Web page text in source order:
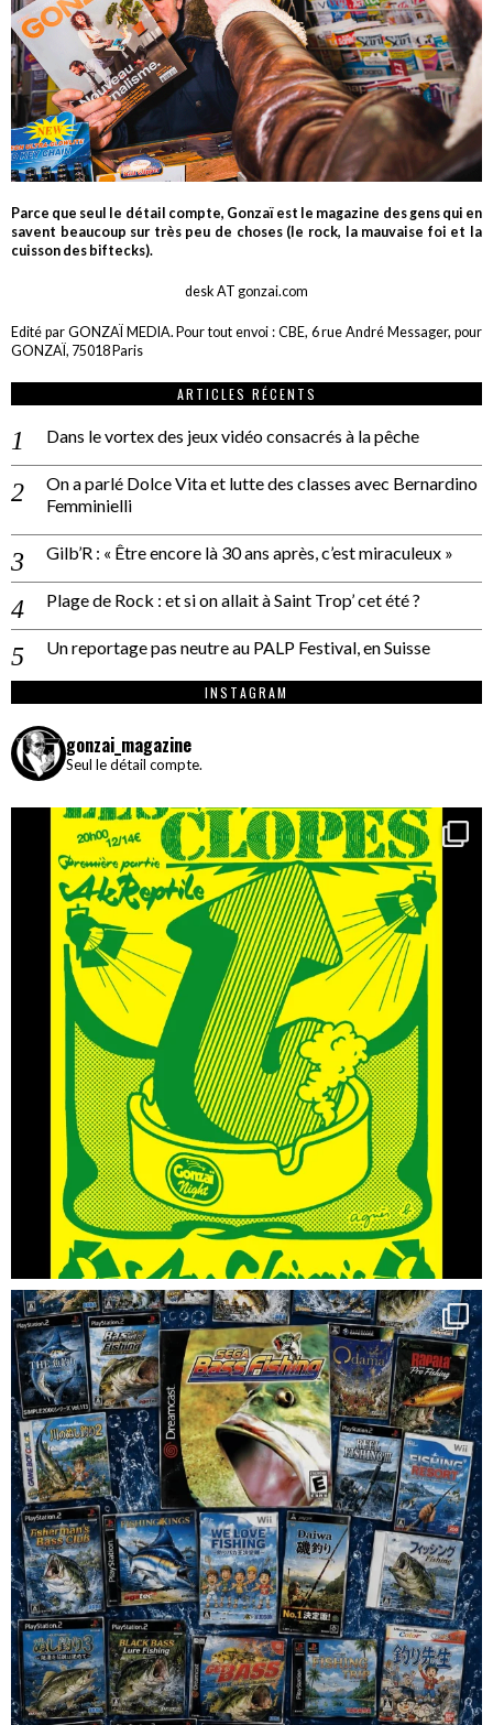
Parce que seul le détail compte, Gonzaï est le magazine des gens qui en
savent beaucoup sur très peu de choses (le rock, la mauvaise foi et la
cuisson des biftecks).
desk AT gonzai.com
Edité par GONZAÏ MEDIA. Pour tout envoi : CBE, 6 rue André Messager, pour
GONZAÏ, 75018 Paris
ARTICLES RÉCENTS
Dans le vortex des jeux vidéo consacrés à la pêche
On a parlé Dolce Vita et lutte des classes avec Bernardino
Femminielli
Gilb’R : « Être encore là 30 ans après, c’est miraculeux »
Plage de Rock : et si on allait à Saint Trop’ cet été ?
Un reportage pas neutre au PALP Festival, en Suisse
INSTAGRAM
gonzai_magazine
Seul le détail compte.